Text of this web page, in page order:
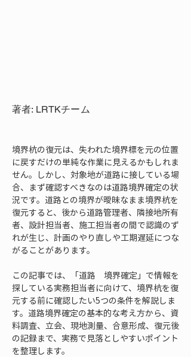
著者: LRTKチーム
境界杭の復元は、失われた境界標を元の位置
に戻すだけの単純な作業に見えるかもしれま
せん。しかし、対象地が道路に接している場
合、まず確認すべきなのは道路境界確定の状
況です。道路との境界が曖昧なまま境界杭を
復元すると、後から道路管理者、隣接地所有
者、設計担当者、施工担当者の間で認識のず
れが生じ、計画のやり直しや工期遅延につな
がることがあります。
この記事では、「道路　境界確定」で情報を
探している実務担当者に向けて、境界杭を復
元する前に確認したい5つの条件を解説しま
す。道路境界確定の基本的な考え方から、資
料調査、立会、現地測量、合意形成、復元後
の記録まで、実務で見落としやすいポイント
を整理します。